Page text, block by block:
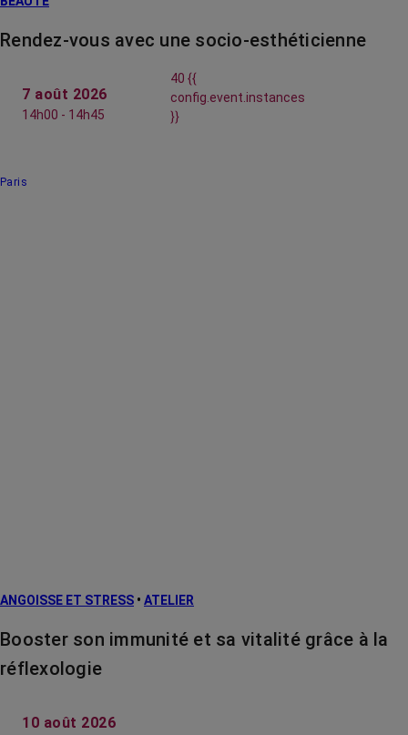
Rendez-vous avec une socio-esthéticienne
7 août 2026
14h00 - 14h45
40 {{
config.event.instances
}}
Paris
ANGOISSE ET STRESS • ATELIER
Booster son immunité et sa vitalité grâce à la
réflexologie
10 août 2026